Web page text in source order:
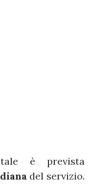
è prevista
del servizio.